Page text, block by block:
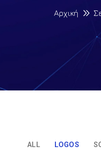
Αρχική
ALL LOGOS